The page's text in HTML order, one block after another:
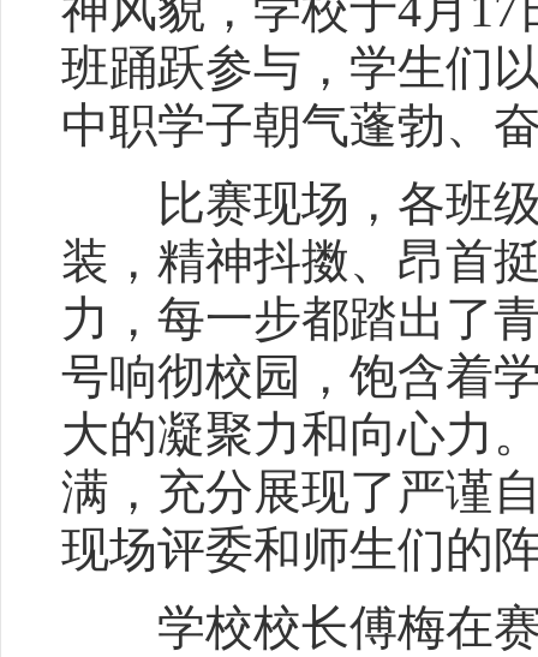
班踊跃参与，学生们
中职学子朝气蓬勃、
比赛现场，各班级
装，精神抖擞、昂首
力，每一步都踏出了
号响彻校园，饱含着
大的凝聚力和向心力
满，充分展现了严谨
现场评委和师生们的
学校校长傅梅在赛